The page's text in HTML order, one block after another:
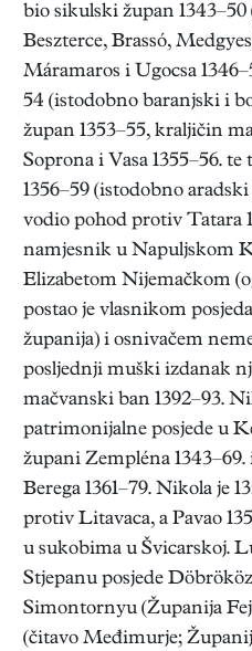
bio sikulski župan
Beszterce, Brassó,
Máramaros i Ugocsa
54 (istodobno baranjski i
župan 1353–55, kraljičin
Soprona i Vasa 1355–56.
1356–59 (istodobno
vodio pohod protiv Tatara
namjesnik u Napuljskom
Elizabetom Nijemačkom
postao je vlasnikom
županija) i osnivačem
posljednji muški izdanak
mačvanski ban 1392–93.
patrimonijalne posjede u
župani Zempléna 1343–69.
Berega 1361–79. Nikola je
protiv Litavaca, a Pavao
u sukobima u Švicarskoj.
Stjepanu posjede
Simontornyu (Županija
(čitavo Međimurje;